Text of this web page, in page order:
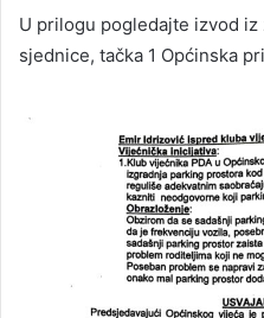
U prilogu pogledajte izvod iz
sjednice, tačka 1 Općinska